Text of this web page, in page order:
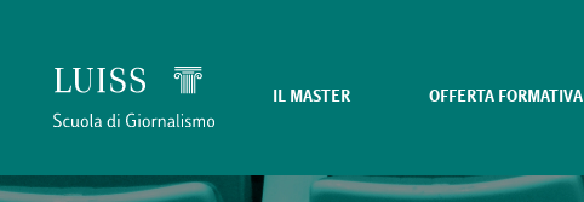
IL MASTER
OFFERTA FORMATIVA